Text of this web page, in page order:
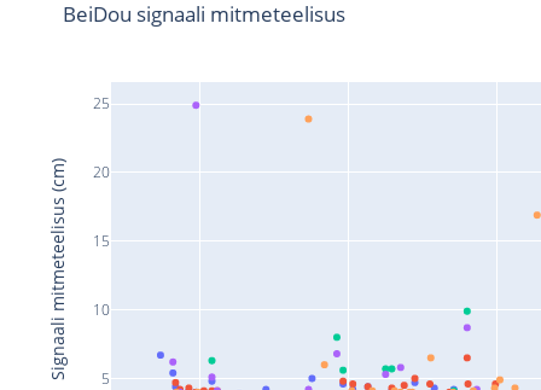
5
10
15
20
25
BeiDou signaali mitmeteelisus
Signaali mitmeteelisus (cm)